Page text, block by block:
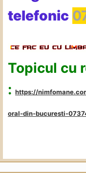
telefonic
Topicul cu
: https://
oral-din-bucuresti-